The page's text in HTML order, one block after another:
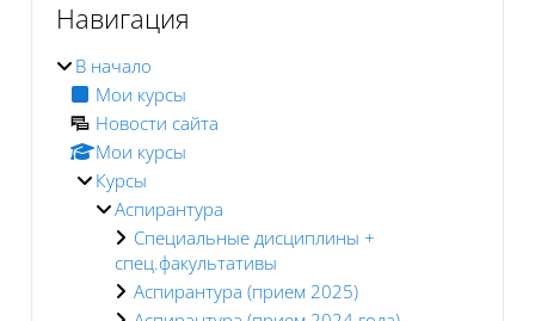
Навигация
В начало
Мои курсы
Новости сайта
Мои курсы
Курсы
Аспирантура
Специальные дисциплины +
спец.факультативы
Аспирантура (прием 2025)